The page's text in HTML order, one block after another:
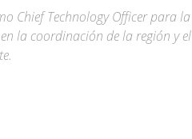
Chief Technology Officer para la
la coordinación de la región y el